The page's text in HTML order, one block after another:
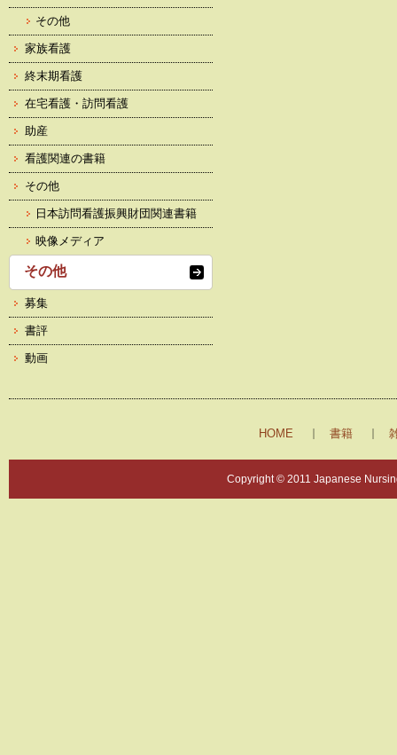
その他
家族看護
終末期看護
在宅看護・訪問看護
助産
看護関連の書籍
その他
日本訪問看護振興財団関連書籍
映像メディア
その他
募集
書評
動画
HOME 書籍
Copyright © 2011 Japanese